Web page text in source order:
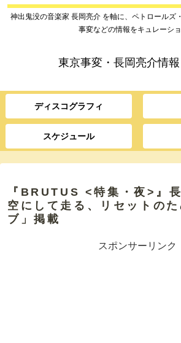
神出鬼没の音楽家 長岡亮介 を軸に、ペトロールズ
事変などの情報をキュレーショ
東京事変・長岡亮介情
ディスコグラフィ
スケジュール
『BRUTUS <特集・夜>』
空にして走る、リセットのた
ブ」掲載
スポンサーリンク